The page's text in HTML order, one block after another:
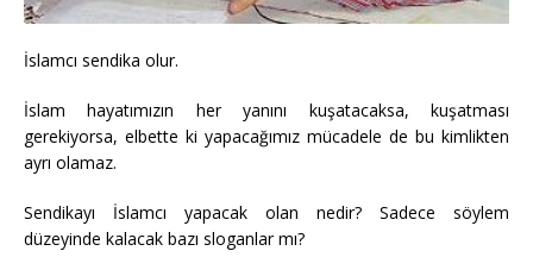
İslamcı sendika olur.
İslam hayatımızın her yanını kuşatacaksa, kuşatması
gerekiyorsa, elbette ki yapacağımız mücadele de bu kimlikten
ayrı olamaz.
Sendikayı İslamcı yapacak olan nedir? Sadece söylem
düzeyinde kalacak bazı sloganlar mı?